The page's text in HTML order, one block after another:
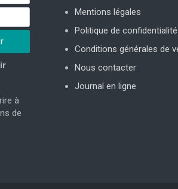
à
de
Mentions légales
Politique de confidentialité
Conditions générales de
Nous contacter
Journal en ligne